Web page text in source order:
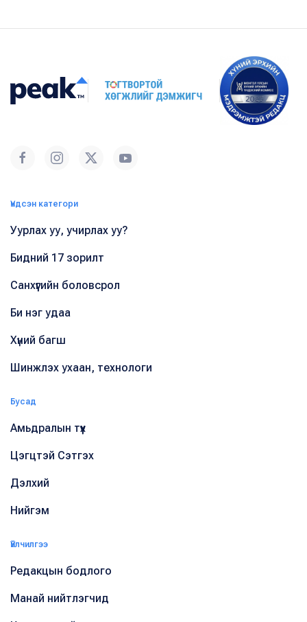
Үндсэн категори
Уурлах уу, учирлах уу?
Бидний 17 зорилт
Санхүүгийн боловсрол
Би нэг удаа
Хүний багш
Шинжлэх ухаан, технологи
Бусад
Амьдралын түүх
Цэгцтэй Сэтгэх
Дэлхий
Нийгэм
Үйлчилгээ
Редакцын бодлого
Манай нийтлэгчид